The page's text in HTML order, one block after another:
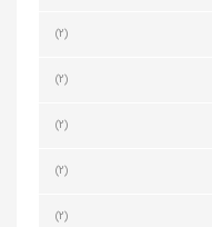
(2)
(2)
(2)
(2)
(2)